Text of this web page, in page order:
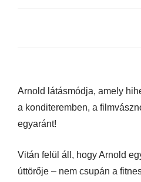
Arnold látásmódja, amely
a konditeremben, a
egyaránt!
Vitán felül áll, hogy Arnold
úttörője – nem csupán a